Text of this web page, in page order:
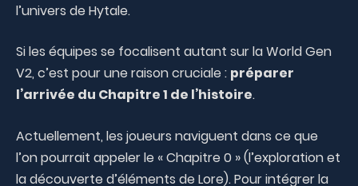
l’univers de Hytale.
Si les équipes se focalisent autant sur la World Gen
V2, c’est pour une raison cruciale : préparer
l’arrivée du Chapitre 1 de l’histoire.
Actuellement, les joueurs naviguent dans ce que
l’on pourrait appeler le « Chapitre 0 » (l’exploration et
la découverte d’éléments de Lore). Pour intégrer la